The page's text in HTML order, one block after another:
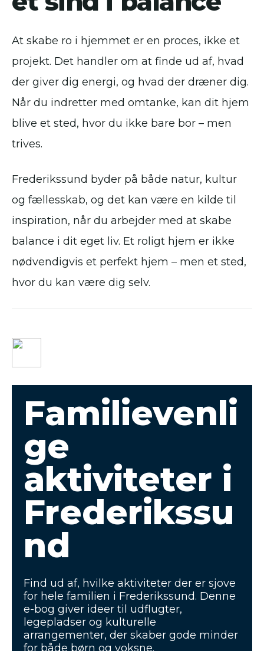
At skabe ro i hjemmet er en proces, ikke et
projekt. Det handler om at finde ud af, hvad
der giver dig energi, og hvad der dræner dig.
Når du indretter med omtanke, kan dit hjem
blive et sted, hvor du ikke bare bor – men
trives.
Frederikssund byder på både natur, kultur
og fællesskab, og det kan være en kilde til
inspiration, når du arbejder med at skabe
balance i dit eget liv. Et roligt hjem er ikke
nødvendigvis et perfekt hjem – men et sted,
hvor du kan være dig selv.
Familievenli
ge
aktiviteter i
Frederikssu
nd
Find ud af, hvilke aktiviteter der er sjove
for hele familien i Frederikssund. Denne
e-bog giver ideer til udflugter,
legepladser og kulturelle
arrangementer, der skaber gode minder
for både børn og voksne.